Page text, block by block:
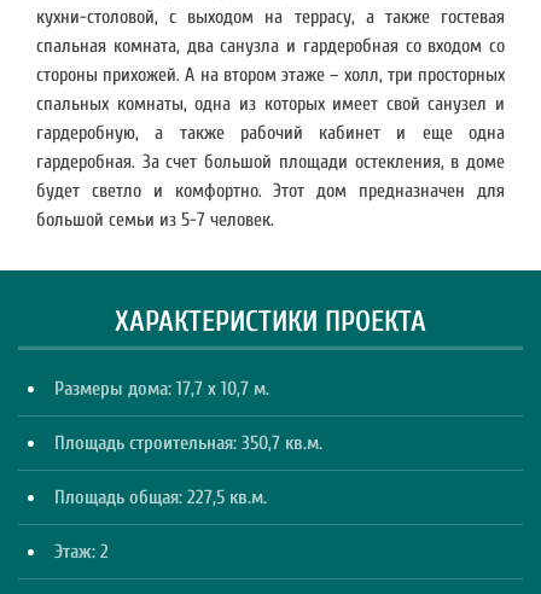
кухни-столовой, с выходом на террасу, а также гостевая
спальная комната, два санузла и гардеробная со входом со
стороны прихожей. А на втором этаже – холл, три просторных
спальных комнаты, одна из которых имеет свой санузел и
гардеробную, а также рабочий кабинет и еще одна
гардеробная. За счет большой площади остекления, в доме
будет светло и комфортно. Этот дом предназначен для
большой семьи из 5-7 человек.
ХАРАКТЕРИСТИКИ ПРОЕКТА
Размеры дома: 17,7 х 10,7 м.
Площадь строительная: 350,7 кв.м.
Площадь общая: 227,5 кв.м.
Этаж: 2